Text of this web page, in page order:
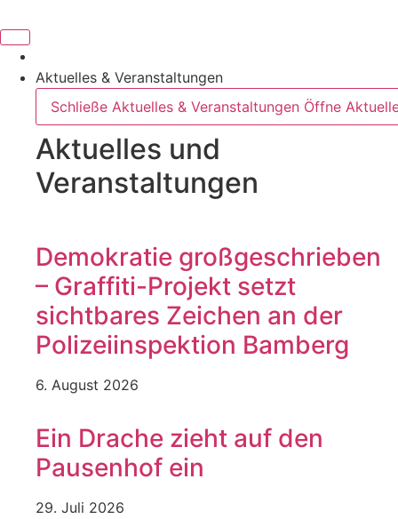
Aktuelles & Veranstaltungen
Schließe Aktuelles & Veranstaltungen Öffne
Aktuelles und
Veranstaltungen
Demokratie großgeschrieben
– Graffiti-Projekt setzt
sichtbares Zeichen an der
Polizeiinspektion Bamberg
6. August 2026
Ein Drache zieht auf den
Pausenhof ein
29. Juli 2026